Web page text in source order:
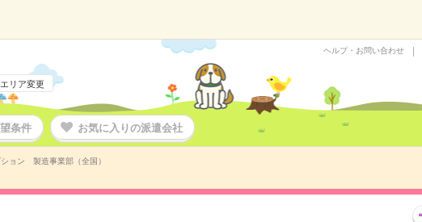
エリア変更
ヘルプ・お問い合わせ
条件 お気に入りの派遣会社
ョン 製造事業部（全国）